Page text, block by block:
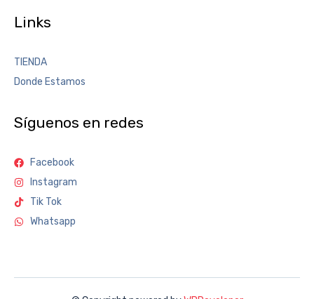
Links
TIENDA
Donde Estamos
Síguenos en redes
Facebook
Instagram
Tik Tok
Whatsapp